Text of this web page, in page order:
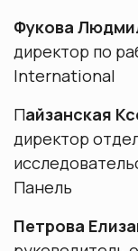
Фукова
директор по
International
Пайзанская
директор
Панель
Петрова